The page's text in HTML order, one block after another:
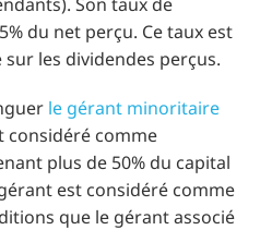
du net perçu. Ce taux est
les dividendes perçus.
le gérant minoritaire
considéré comme
plus de 50% du capital
est considéré comme
que le gérant associé